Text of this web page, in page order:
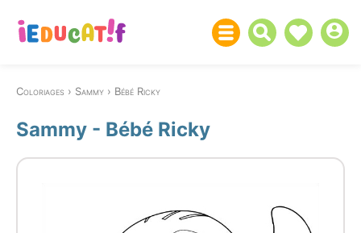
Coloriages Sammy Bébé Ricky
Sammy - Bébé Ricky